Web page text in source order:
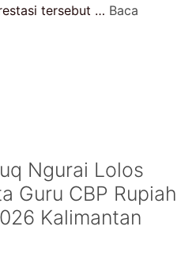
tersebut … Baca
Ngurai Lolos
Guru CBP Rupiah
Kalimantan